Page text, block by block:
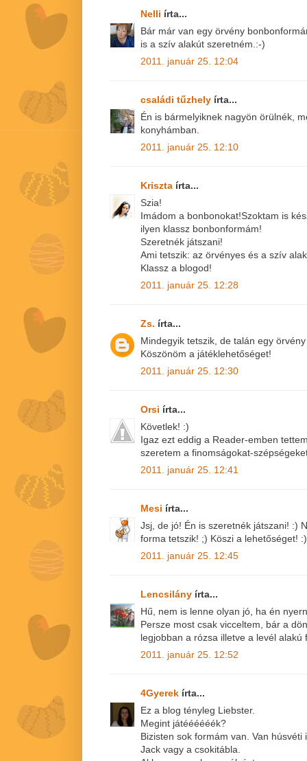
Nelli írta...
Bár már van egy örvény
is a szív alakút szeretném.:-)
2011. január 25. 12:04
családi tűzhely írta...
Én is bármelyiknek nagyön örülnék,
konyhámban.
2011. január 25. 12:10
Kriszta írta...
Szia!
Imádom a bonbonokat!Szoktam is
ilyen klassz bonbonformám!
Szeretnék játszani!
Ami tetszik: az örvényes és a szív
Klassz a blogod!
2011. január 25. 12:28
Zs. írta...
Mindegyik tetszik, de talán egy
Köszönöm a játéklehetőséget!
2011. január 25. 12:30
Orsi írta...
Követlek! :)
Igaz ezt eddig a Reader-emben
szeretem a finomságokat-
2011. január 25. 12:41
Mesi írta...
Jsj, de jó! Én is szeretnék játszani! :)
forma tetszik! ;) Köszi a lehetőséget! :)
2011. január 25. 12:45
Lencsilány írta...
Hű, nem is lenne olyan jó, ha én
Persze most csak vicceltem, bár a
legjobban a rózsa illetve a levél alakú
2011. január 25. 12:52
4Gyerek írta...
Ez a blog tényleg Liebster.
Megint játéééééék?
Bizisten sok formám van. Van
Jack vagy a csokitábla.